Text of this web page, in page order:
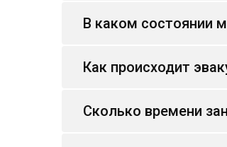
В каком состоянии
Как происходит
Сколько времени